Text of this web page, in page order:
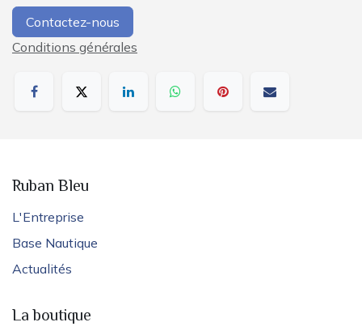
Contactez-nous
Conditions générales
Ruban Bleu
L'Entreprise
Base Nautique
Actualités
La boutique